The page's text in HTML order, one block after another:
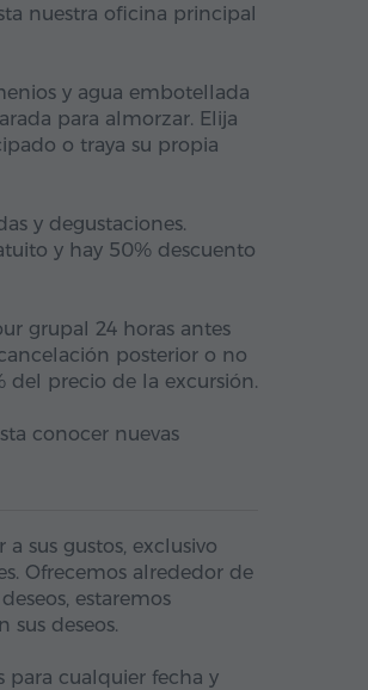
nuestra oficina principal
y agua embotellada
para almorzar. Elija
o traya su propia
y degustaciones.
y hay 50% descuento
grupal 24 horas antes
posterior o no
del precio de la excursión.
conocer nuevas
sus gustos, exclusivo
Ofrecemos alrededor de
estaremos
deseos.
para cualquier fecha y